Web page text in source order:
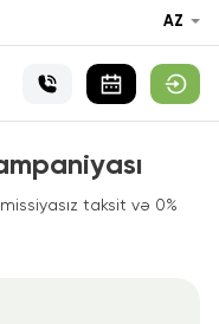
AZ
taksit və 0%